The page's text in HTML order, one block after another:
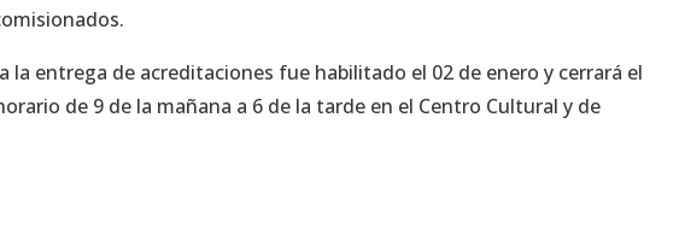
la entrega de acreditaciones fue habilitado el 02 de enero y cerrará el
de 9 de la mañana a 6 de la tarde en el Centro Cultural y de